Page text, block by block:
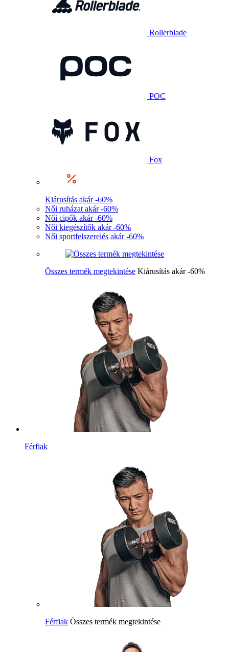
Rollerblade
POC
Fox
Kiárusítás akár -60%
Női ruházat akár -60%
Női cipők akár -60%
Női kiegészítők akár -60%
Női sportfelszerelés akár -60%
Összes termék megtekintése Kiárusítás akár -60%
Férfiak
Férfiak Összes termék megtekintése